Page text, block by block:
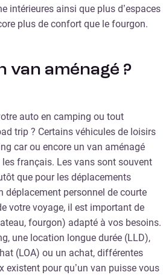
intérieures ainsi que plus d’espaces
plus de confort que le fourgon.
van aménagé ?
auto en camping ou tout
trip ? Certains véhicules de loisirs
car ou encore un van aménagé
français. Les vans sont souvent
que pour les déplacements
déplacement personnel de courte
votre voyage, il est important de
fourgon) adapté à vos besoins.
une location longue durée (LLD),
(LOA) ou un achat, différentes
pour qu’un van puisse vous